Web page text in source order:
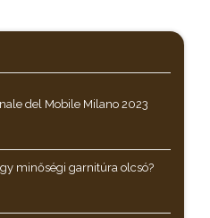
del Mobile Milano 2023
minőségi garnitúra olcsó?